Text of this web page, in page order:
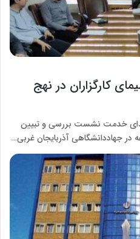
کارگزاران در نهج
خدمت نشست بررسی و تبیین
در جهاددانشگاهی آذربایجان غربی…